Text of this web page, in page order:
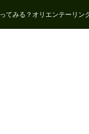
てみる？オリエンテーリン